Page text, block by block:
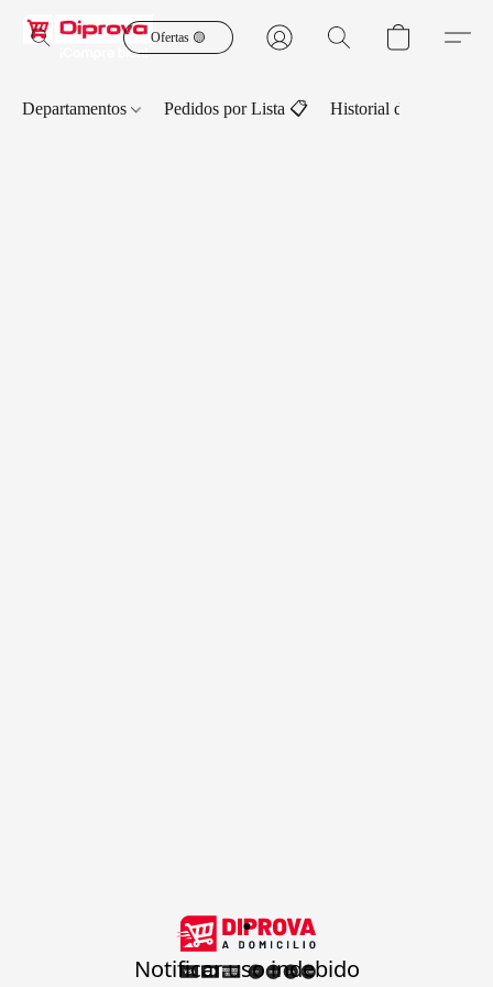
Ofertas 🟡
Departamentos Pedidos por Lista 📋 Historial de Pedidos
.
Notificar uso indebido